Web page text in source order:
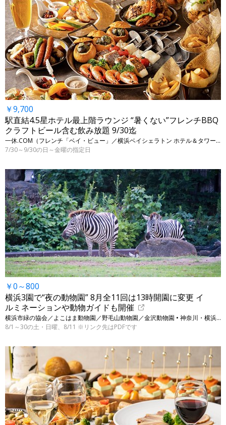
￥9,700
駅直結4.5星ホテル最上階ラウンジ “暑くない”フレンチBBQ
クラフトビール含む飲み放題 9/30迄
一休.COM（フレンチ「ベイ・ビュー」／横浜ベイシェラトン ホテル＆タワーズ） • 神奈川・横浜
7/30～9/30の日～金曜の指定日
￥0～800
横浜3園で“夜の動物園” 8月全11回は13時開園に変更 イ
ルミネーションや動物ガイドも開催
横浜市緑の協会／よこはま動物園／野毛山動物園／金沢動物園 • 神奈川・横浜の対象動物園 ※表示は大人の入園料です
8/1～30の土・日曜、8/11 ※リンク先はPDFです